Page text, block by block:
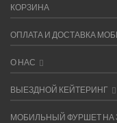
КОРЗИНА
ОПЛАТА И ДОСТАВКА
О НАС
ВЫЕЗДНОЙ КЕЙТЕРИНГ
МОБИЛЬНЫЙ ФУРШЕТ НА